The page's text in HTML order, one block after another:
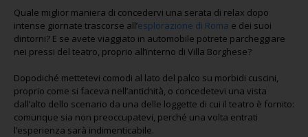
Quale miglior maniera di concedervi una serata di relax dopo
intense giornate trascorse all’esplorazione di Roma e dei suoi
dintorni? E se avete viaggiato in automobile potrete parcheggiare
nei pressi del teatro, proprio all’interno di Villa Borghese?
Dopodiché mettetevi comodi al lato del palco su morbidi cuscini,
proprio come si faceva nell’antichità, o concedetevi una vista
dall’alto dello scenario da una delle loggette di cui il teatro è fornito:
comunque sia non preoccupatevi, perché una volta entrati
l’esperienza sarà indimenticabile.